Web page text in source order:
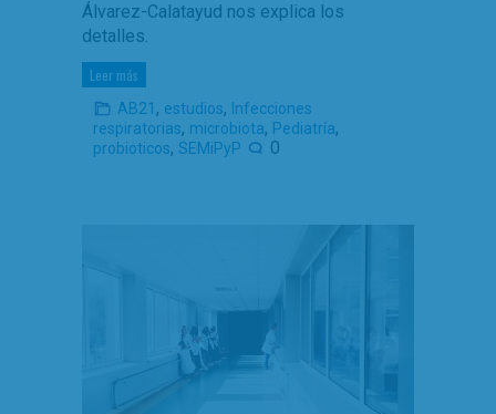
Álvarez-Calatayud nos explica los
detalles.
Leer más
AB21 , estudios, Infecciones
respiratorias, microbiota, Pediatría,
probioticos, SEMiPyP 0